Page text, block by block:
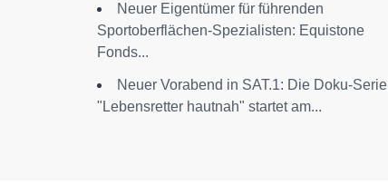
Neuer Eigentümer für führenden
Sportoberflächen-Spezialisten: Equistone
Fonds...
Neuer Vorabend in SAT.1: Die Doku-Serie
"Lebensretter hautnah" startet am...